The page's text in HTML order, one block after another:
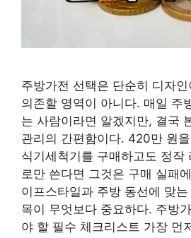
주방가전 선택은 단순히 디자
의존할 영역이 아니다. 매일 주
는 사람이라면 알겠지만, 결국
관리의 간편함이다. 420만 원
식기세척기를 구매하고도 정작
로만 쓴다면 그것은 구매 실패
이프스타일과 주방 동선에 맞
목이 무엇보다 중요하다. 주방
야 할 필수 체크리스트 가장 먼